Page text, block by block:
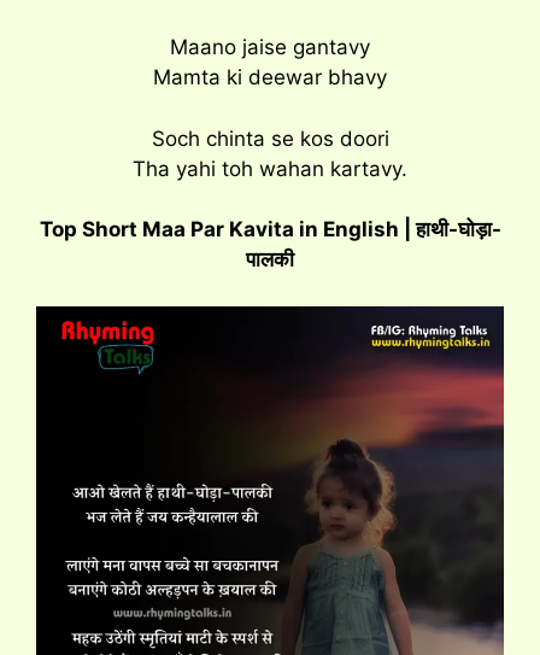
Maano jaise gantavy
Mamta ki deewar bhavy
Soch chinta se kos doori
Tha yahi toh wahan kartavy.
Top Short Maa Par Kavita in English | हाथी-घोड़ा-
पालकी